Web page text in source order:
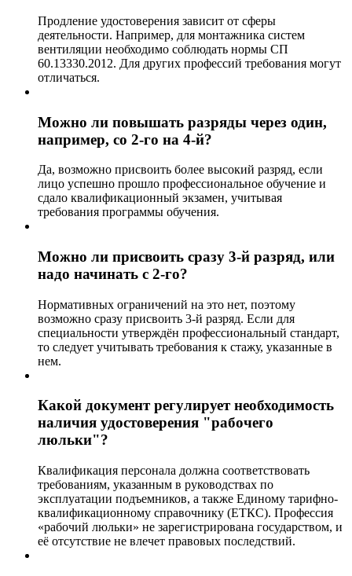
Продление удостоверения зависит от сферы
деятельности. Например, для монтажника систем
вентиляции необходимо соблюдать нормы СП
60.13330.2012. Для других профессий требования могут
отличаться.
Можно ли повышать разряды через один,
например, со 2-го на 4-й?
Да, возможно присвоить более высокий разряд, если
лицо успешно прошло профессиональное обучение и
сдало квалификационный экзамен, учитывая
требования программы обучения.
Можно ли присвоить сразу 3-й разряд, или
надо начинать с 2-го?
Нормативных ограничений на это нет, поэтому
возможно сразу присвоить 3-й разряд. Если для
специальности утверждён профессиональный стандарт,
то следует учитывать требования к стажу, указанные в
нем.
Какой документ регулирует необходимость
наличия удостоверения "рабочего
люльки"?
Квалификация персонала должна соответствовать
требованиям, указанным в руководствах по
эксплуатации подъемников, а также Единому тарифно-
квалификационному справочнику (ЕТКС). Профессия
«рабочий люльки» не зарегистрирована государством, и
её отсутствие не влечет правовых последствий.